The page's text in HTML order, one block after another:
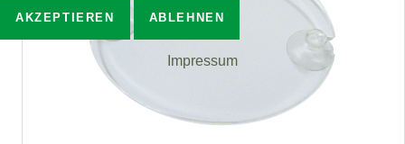
AKZEPTIEREN ABLEHNEN
Impressum